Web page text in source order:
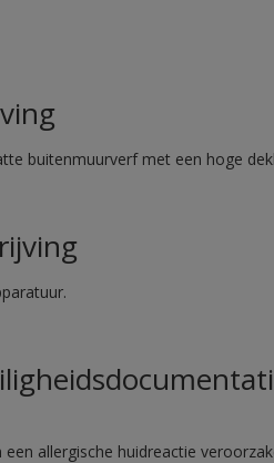
buitenmuurverf met een hoge
een allergische huidreactie